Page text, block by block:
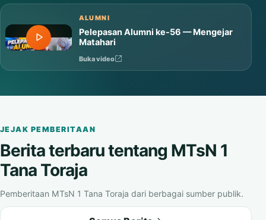
Tes Calon Peserta Didik Baru
ALUMNI
Pelepasan Alumni ke-56 — Mengejar
Buka video
JEJAK PEMBERITAAN
Berita terbaru tentang MTsN 1
Tana Toraja